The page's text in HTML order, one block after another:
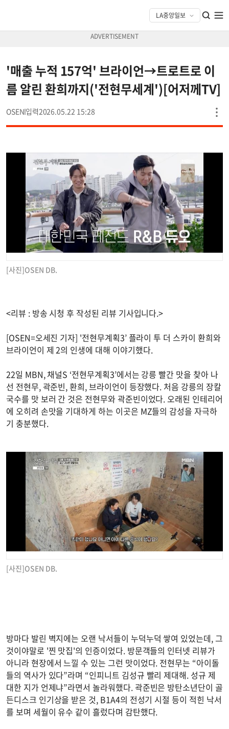
'매출 누적 157억' 브라이언→트로트로 이
름 알린 환희까지('전현무세계')[어저께TV]
OSEN 2026.05.22 15:28
[사진]OSEN DB.
<리뷰 : 방송 시청 후 작성된 리뷰 기사입니다.>
[OSEN=오세진 기자] '전현무계획3’ 플라이 투 더 스카이 환희와
브라이언이 제 2의 인생에 대해 이야기했다.
22일 MBN, 채널S ‘전현무계획3’에서는 강릉 빨간 맛을 찾아 나
선 전현무, 곽준빈, 환희, 브라이언이 등장했다. 처음 강릉의 장칼
국수를 맛 보러 간 것은 전현무와 곽준빈이었다. 오래된 인테리어
에 오히려 손맛을 기대하게 하는 이곳은 MZ들의 감성을 자극하
기 충분했다.
[사진]OSEN DB.
방마다 발린 벽지에는 오랜 낙서들이 누덕누덕 쌓여 있었는데, 그
것이야말로 '찐 맛집'의 인증이었다. 방문객들의 인터넷 리뷰가
아니라 현장에서 느낄 수 있는 그런 맛이었다. 전현무는 “아이돌
들의 역사가 있다”라며 “인피니트 김성규 빨리 제대해. 성규 제
대한 지가 언제냐”라면서 놀라워했다. 곽준빈은 방탄소년단이 골
든디스크 인기상을 받은 것, B1A4의 전성기 시절 등이 적힌 낙서
를 보며 세월이 유수 같이 흘렀다며 감탄했다.